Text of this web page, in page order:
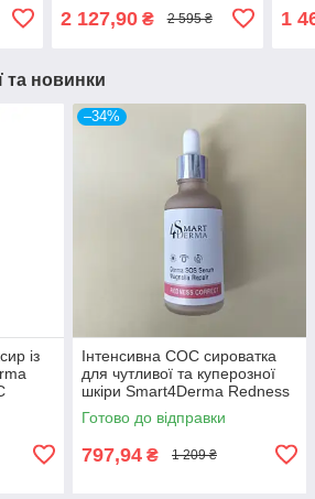
Energizing emulsion
2 127,90₴ 2 595 ₴ 1
та новинки
із
C
–34%
Інтенсивна СОС сироватка
для чутливої та куперозної
шкіри Smart4Derma Redness
Correct DERMA SOS SERUM
MAGNOLIA REPAIR
Готово до відправки
797,94 ₴ 1 209 ₴